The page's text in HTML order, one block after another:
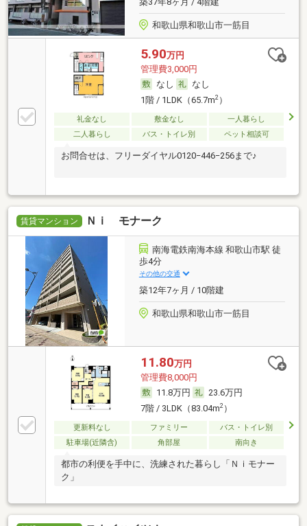
和歌山県和歌山市一筋目
5.90万円
管理費3,000円
なし
なし
1階 / 1LDK（65.7m2）
礼金なし 敷金なし
一人暮らし
二人暮らし
バス・トイレ別 ペット相談可
お問合せは、フリーダイヤル0120−446−256まで♪
賃貸マンション Ｎｉ モナーク
南海電鉄南海本線 和歌山市駅 徒
歩4分
その他の交通
築12年7ヶ月 / 10階建
和歌山県和歌山市一筋目
11.80万円
管理費8,000円
11.8万円
23.6万円
7階 / 3LDK（83.04m2）
更新料なし ファミリー
バス・トイレ別
駐車場(近隣含)
角部屋 南向き
都市の利便を手中に、洗練された暮らし「Ｎｉモナー
ク」